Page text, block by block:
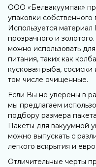
ООО «Белвакуумпак»
упаковки
Используется
прозрачного и
можно использовать
питания, таких как
кусковая рыба,
том числе очищенные.
Если Вы не уверены в
мы предлагаем
подбору размера
Пакеты для вакуумной
можно выпускать с
легкого вскрытия и
Отличительные черты